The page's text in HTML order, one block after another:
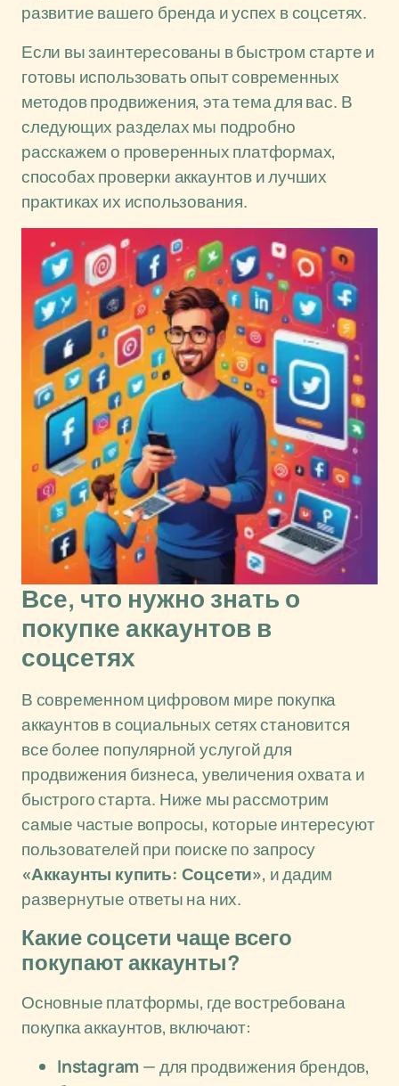
развитие вашего бренда и успех в соцсетях.
Если вы заинтересованы в быстром старте и
готовы использовать опыт современных
методов продвижения, эта тема для вас. В
следующих разделах мы подробно
расскажем о проверенных платформах,
способах проверки аккаунтов и лучших
практиках их использования.
Все, что нужно знать о
покупке аккаунтов в
соцсетях
В современном цифровом мире покупка
аккаунтов в социальных сетях становится
все более популярной услугой для
продвижения бизнеса, увеличения охвата и
быстрого старта. Ниже мы рассмотрим
самые частые вопросы, которые интересуют
пользователей при поиске по запросу
«Аккаунты купить: Соцсети», и дадим
развернутые ответы на них.
Какие соцсети чаще всего
покупают аккаунты?
Основные платформы, где востребована
покупка аккаунтов, включают:
Instagram — для продвижения брендов,